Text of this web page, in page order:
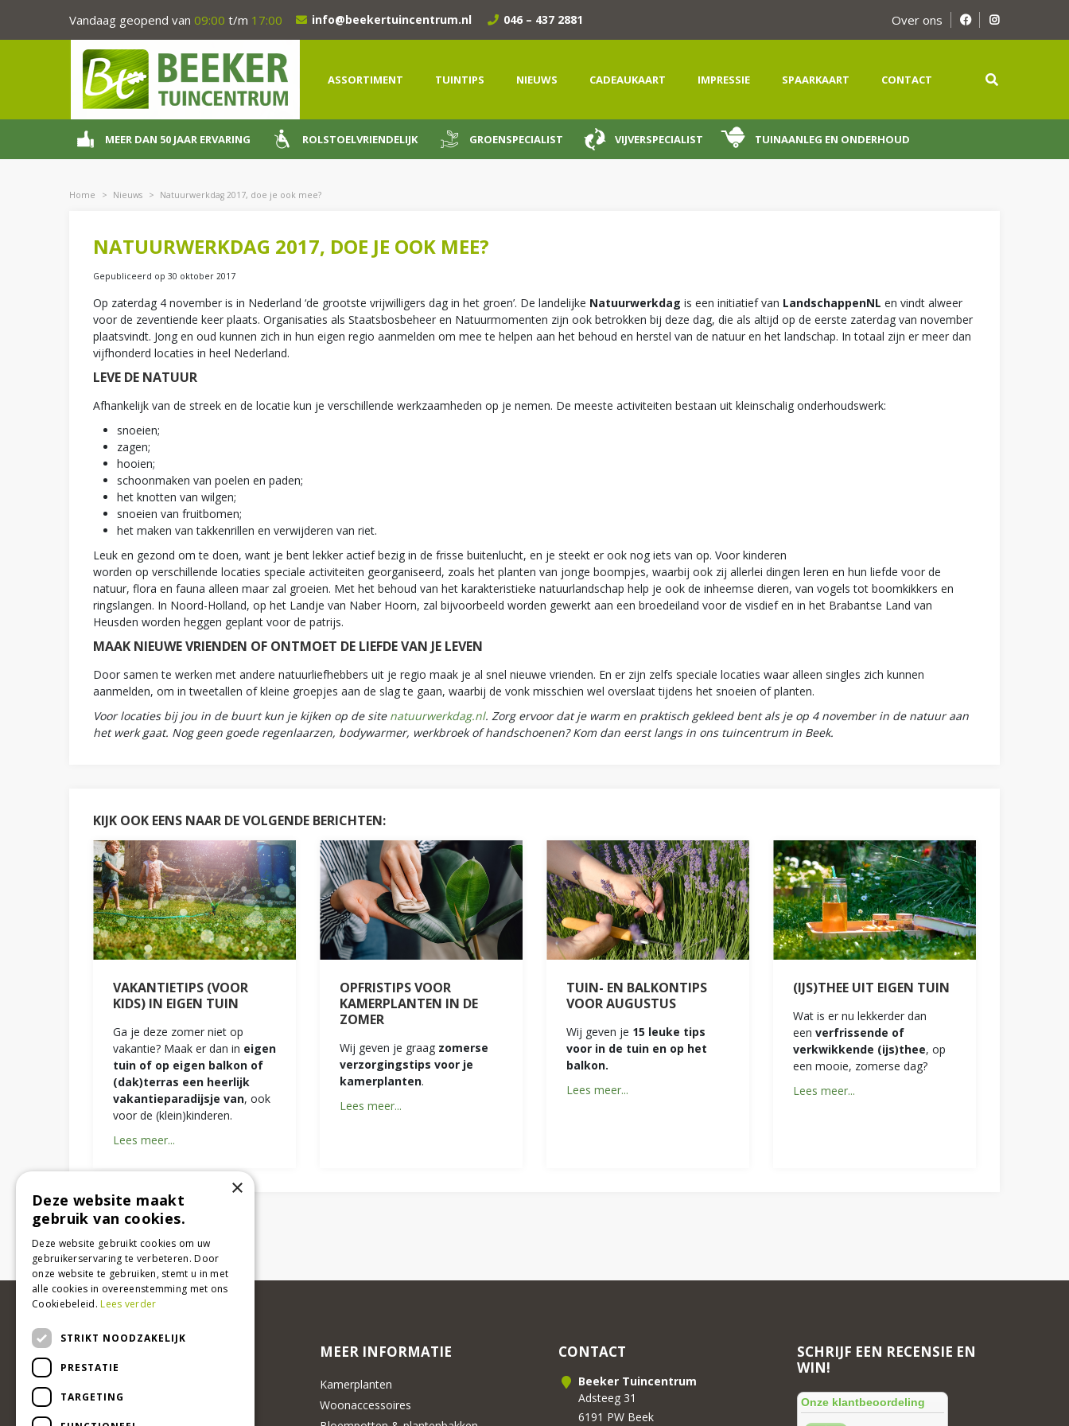
content
Home > Nieuws > Natuurwerkdag 2017, doe je ook mee?
Vandaag geopend van 09:00 t/m 17:00 info@beekertuincentrum.nl 046 – 437 2881 Over ons
ASSORTIMENT TUINTIPS NIEUWS CADEAUKAART IMPRESSIE SPAARKAART CONTACT
MEER DAN 50 JAAR ERVARING ROLSTOELVRIENDELIJK GROENSPECIALIST VIJVERSPECIALIST TUINAANLEG EN ONDERHOUD
NATUURWERKDAG 2017, DOE JE OOK MEE?
Gepubliceerd op 30 oktober 2017
Op zaterdag 4 november is in Nederland ‘de grootste vrijwilligers dag in het groen’. De landelijke Natuurwerkdag is een initiatief van LandschappenNL en vindt alweer
voor de zeventiende keer plaats. Organisaties als Staatsbosbeheer en Natuurmomenten zijn ook betrokken bij deze dag, die als altijd op de eerste zaterdag van november
plaatsvindt. Jong en oud kunnen zich in hun eigen regio aanmelden om mee te helpen aan het behoud en herstel van de natuur en het landschap. In totaal zijn er meer dan
vijfhonderd locaties in heel Nederland.
LEVE DE NATUUR
Afhankelijk van de streek en de locatie kun je verschillende werkzaamheden op je nemen. De meeste activiteiten bestaan uit kleinschalig onderhoudswerk:
snoeien;
zagen;
hooien;
schoonmaken van poelen en paden;
het knotten van wilgen;
snoeien van fruitbomen;
het maken van takkenrillen en verwijderen van riet.
Leuk en gezond om te doen, want je bent lekker actief bezig in de frisse buitenlucht, en je steekt er ook nog iets van op. Voor kinderen
worden op verschillende locaties speciale activiteiten georganiseerd, zoals het planten van jonge boompjes, waarbij ook zij allerlei dingen leren en hun liefde voor de
natuur, flora en fauna alleen maar zal groeien. Met het behoud van het karakteristieke natuurlandschap help je ook de inheemse dieren, van vogels tot boomkikkers en
ringslangen. In Noord-Holland, op het Landje van Naber Hoorn, zal bijvoorbeeld worden gewerkt aan een broedeiland voor de visdief en in het Brabantse Land van
Heusden worden heggen geplant voor de patrijs.
MAAK NIEUWE VRIENDEN OF ONTMOET DE LIEFDE VAN JE LEVEN
Door samen te werken met andere natuurliefhebbers uit je regio maak je al snel nieuwe vrienden. En er zijn zelfs speciale locaties waar alleen singles zich kunnen
aanmelden, om in tweetallen of kleine groepjes aan de slag te gaan, waarbij de vonk misschien wel overslaat tijdens het snoeien of planten.
Voor locaties bij jou in de buurt kun je kijken op de site natuurwerkdag.nl. Zorg ervoor dat je warm en praktisch gekleed bent als je op 4 november in de natuur aan
het werk gaat. Nog geen goede regenlaarzen, bodywarmer, werkbroek of handschoenen? Kom dan eerst langs in ons tuincentrum in Beek.
KIJK OOK EENS NAAR DE VOLGENDE BERICHTEN:
VAKANTIETIPS (VOOR
KIDS) IN EIGEN TUIN
Ga je deze zomer niet op
vakantie? Maak er dan in eigen
tuin of op eigen balkon of
(dak)terras een heerlijk
vakantieparadijsje van, ook
voor de (klein)kinderen.
Lees meer...
OPFRISTIPS VOOR
KAMERPLANTEN IN DE
ZOMER
Wij geven je graag zomerse
verzorgingstips voor je
kamerplanten.
Lees meer...
TUIN- EN BALKONTIPS
VOOR AUGUSTUS
Wij geven je 15 leuke tips
voor in de tuin en op het
balkon.
Lees meer...
(IJS)THEE UIT EIGEN TUIN
Wat is er nu lekkerder dan
een verfrissende of
verkwikkende (ijs)thee, op
een mooie, zomerse dag?
Lees meer...
MEER INFORMATIE
Kamerplanten
Woonaccessoires
CONTACT
Beeker Tuincentrum
Adsteeg 31
6191 PW Beek
SCHRIJF EEN RECENSIE EN
WIN!
×
Deze website maakt
gebruik van cookies.
Deze website gebruikt cookies om uw
gebruikerservaring te verbeteren. Door
onze website te gebruiken, stemt u in met
alle cookies in overeenstemming met ons
Cookiebeleid.Lees verder
STRIKT NOODZAKELIJK
PRESTATIE
TARGETING